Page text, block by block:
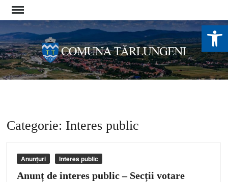
Skip
to
content
Categorie: Interes public
Anunțuri Interes public
Anunț de interes public – Secții votare